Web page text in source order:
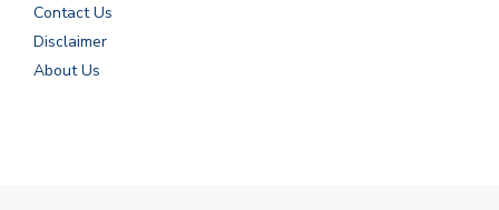
Contact Us
Disclaimer
About Us